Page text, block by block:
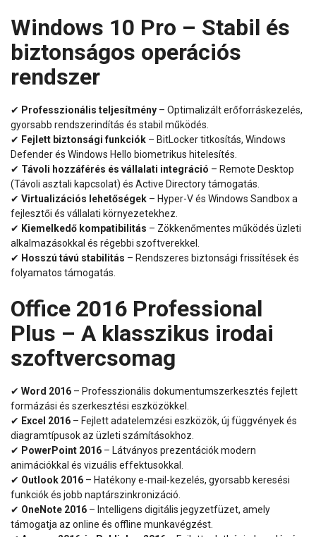
Windows 10 Pro – Stabil és
biztonságos operációs
rendszer
✔ Professzionális teljesítmény – Optimalizált erőforráskezelés,
gyorsabb rendszerindítás és stabil működés.
✔ Fejlett biztonsági funkciók – BitLocker titkosítás, Windows
Defender és Windows Hello biometrikus hitelesítés.
✔ Távoli hozzáférés és vállalati integráció – Remote Desktop
(Távoli asztali kapcsolat) és Active Directory támogatás.
✔ Virtualizációs lehetőségek – Hyper-V és Windows Sandbox a
fejlesztői és vállalati környezetekhez.
✔ Kiemelkedő kompatibilitás – Zökkenőmentes működés üzleti
alkalmazásokkal és régebbi szoftverekkel.
✔ Hosszú távú stabilitás – Rendszeres biztonsági frissítések és
folyamatos támogatás.
Office 2016 Professional
Plus – A klasszikus irodai
szoftvercsomag
✔ Word 2016 – Professzionális dokumentumszerkesztés fejlett
formázási és szerkesztési eszközökkel.
✔ Excel 2016 – Fejlett adatelemzési eszközök, új függvények és
diagramtípusok az üzleti számításokhoz.
✔ PowerPoint 2016 – Látványos prezentációk modern
animációkkal és vizuális effektusokkal.
✔ Outlook 2016 – Hatékony e-mail-kezelés, gyorsabb keresési
funkciók és jobb naptárszinkronizáció.
✔ OneNote 2016 – Intelligens digitális jegyzetfüzet, amely
támogatja az online és offline munkavégzést.